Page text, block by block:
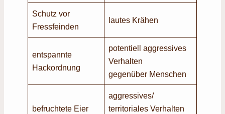
Schutz vor
Fressfeinden
lautes Krähen
entspannte
Hackordnung
potentiell aggressives
Verhalten
gegenüber Menschen
befruchtete Eier
aggressives/
territoriales Verhalten